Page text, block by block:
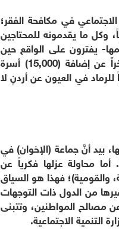
في مكافحة الفقر؛
وكل ما يقدمونه للمحتاجين
يفترون على الواقع حين
يتحدثون عن وجود معوزين، ولعل ما أعلنته معالي وزيرة التنمية الاجتماعية مؤخراً عن إضافة (15,000) أسرة
للرماد في العيون عن أردنٍ لا
بيد أنَّ جماعة (الإخوان) في
محاولة عزلها فكرياً عن
والقومية)؛ فهذا هو السياق
من الدول ذات التوجهات
مصالح المواطنين، وتتبنى
الاجتماعية.